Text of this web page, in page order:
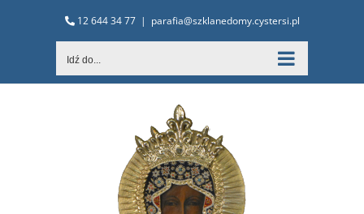
12 644 34 77 | parafia@szklanedomy.cystersi.pl
Idź do...